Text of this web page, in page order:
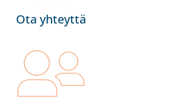
Ota yhteyttä